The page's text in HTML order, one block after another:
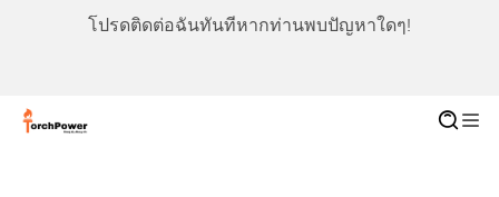
โปรดติดต่อฉันทันทีหากท่านพบปัญหาใดๆ!